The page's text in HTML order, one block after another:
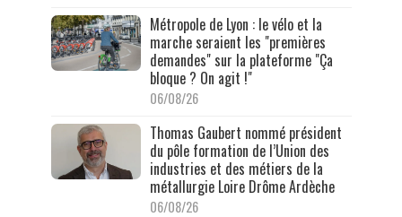
Métropole de Lyon : le vélo et la
marche seraient les "premières
demandes" sur la plateforme "Ça
bloque ? On agit !"
06/08/26
Thomas Gaubert nommé président
du pôle formation de l’Union des
industries et des métiers de la
métallurgie Loire Drôme Ardèche
06/08/26